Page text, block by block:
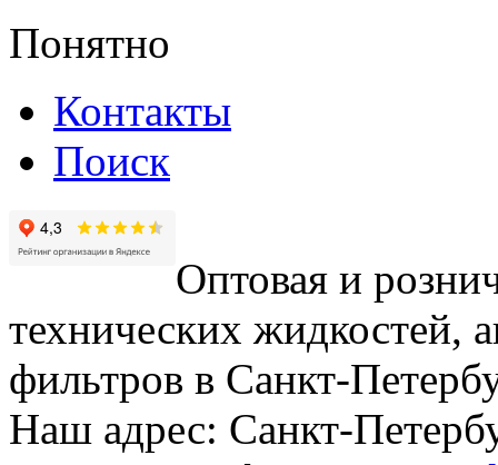
Понятно
Контакты
Поиск
Оптовая и
технических жидкостей,
фильтров в Санкт-
Наш адрес: Санкт-